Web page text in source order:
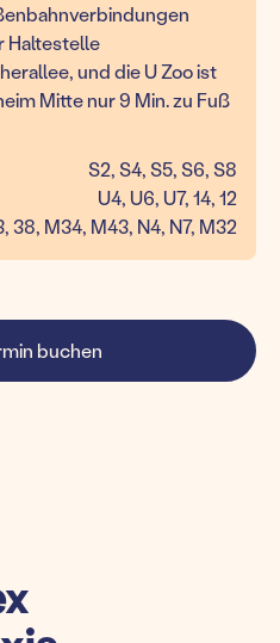
Haltestelle
und die U Zoo ist
Mitte nur 9 Min. zu Fuß
S2, S4, S5, S6, S8
U4, U6, U7, 14, 12
38, M34, M43, N4, N7, M32
buchen